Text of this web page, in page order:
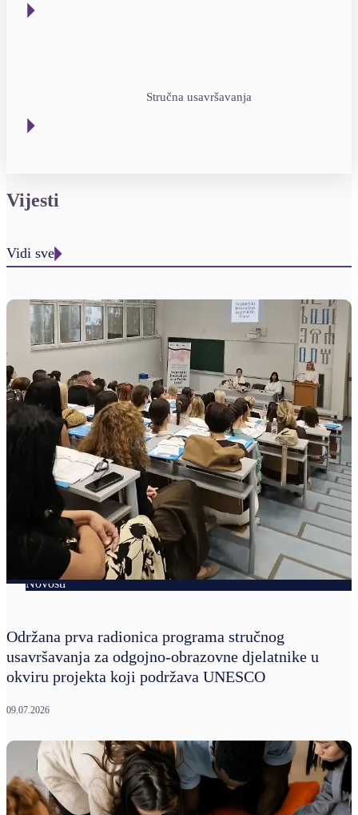
Stručna usavršavanja
Vijesti
Vidi sve
Novosti
Održana prva radionica programa stručnog
usavršavanja za odgojno-obrazovne djelatnike u
okviru projekta koji podržava UNESCO
09.07.2026